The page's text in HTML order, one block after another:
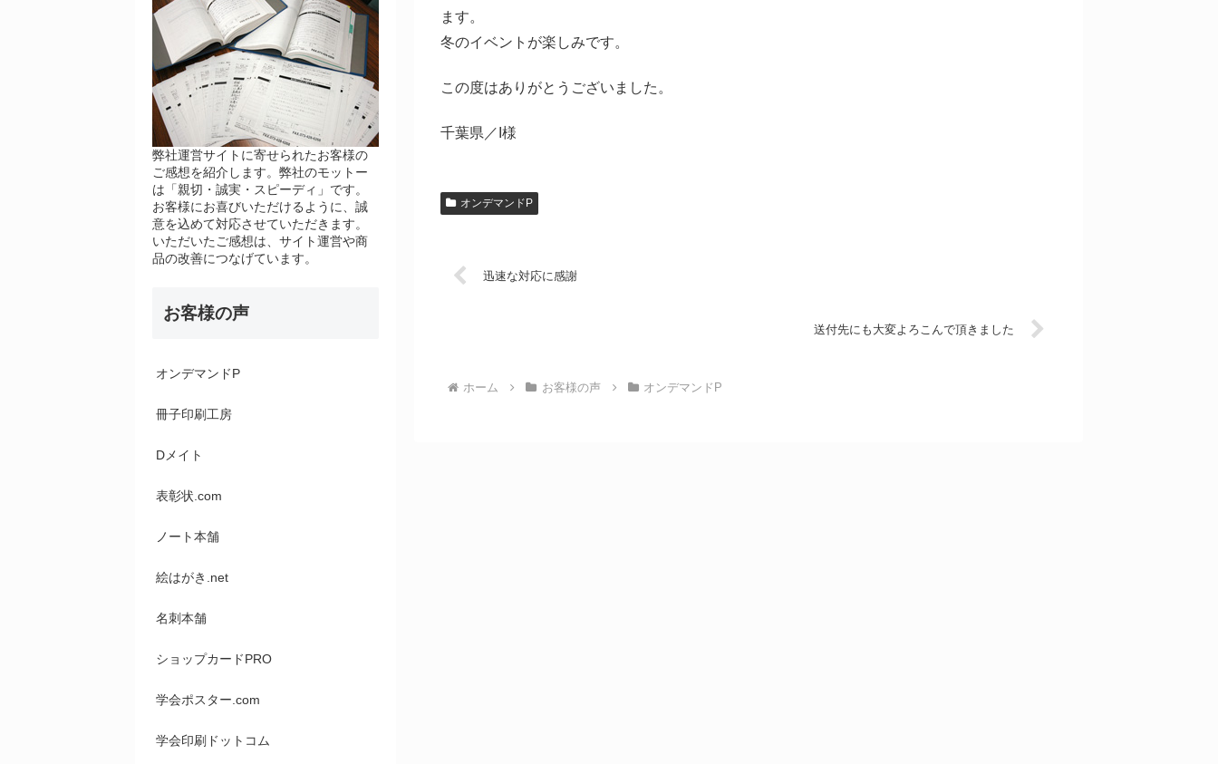
ます。
冬のイベントが楽しみです。
この度はありがとうございました。
千葉県／I様
オンデマンドP
迅速な対応に感謝
送付先にも大変よろこんで頂きました
ホーム お客様の声 オンデマンドP
弊社運営サイトに寄せられたお客様の
ご感想を紹介します。弊社のモットー
は「親切・誠実・スピーディ」です。
お客様にお喜びいただけるように、誠
意を込めて対応させていただきます。
いただいたご感想は、サイト運営や商
品の改善につなげています。
お客様の声
オンデマンドP
冊子印刷工房
Dメイト
表彰状.com
ノート本舗
絵はがき.net
名刺本舗
ショップカードPRO
学会ポスター.com
学会印刷ドットコム